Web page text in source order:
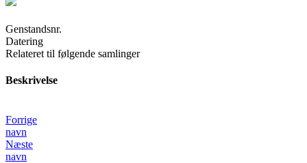
Genstandsnr.
Datering
Relateret til følgende samlinger
Beskrivelse
Forrige
navn
Næste
navn